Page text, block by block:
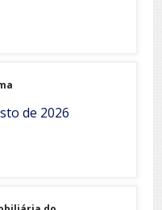
de 2026